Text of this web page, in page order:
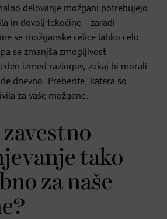
delovanje možgani potrebujejo
in dovolj tekočine – zaradi
se možganske celice lahko celo
se zmanjša zmogljivost
izmed razlogov, zakaj bi morali
dnevno. Preberite, katera so
za vaše možgane.
tako
za naše